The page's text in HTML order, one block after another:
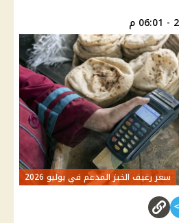
سعر رغيف الخبز المدعم في يوليو 2026